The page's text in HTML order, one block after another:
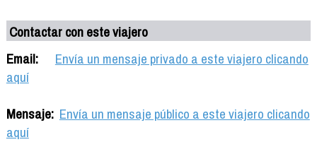
Contactar con este viajero
Email:
Envía un mensaje privado a este viajero clicando
aquí
Mensaje: Envía un mensaje público a este viajero clicando
aquí